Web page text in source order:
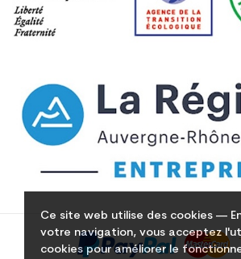
Ce site web utilise des cookies —
votre navigation, vous acceptez
cookies pour améliorer le